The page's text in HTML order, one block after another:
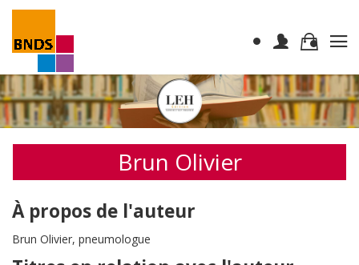
Brun Olivier
À propos de l'auteur
Brun Olivier, pneumologue